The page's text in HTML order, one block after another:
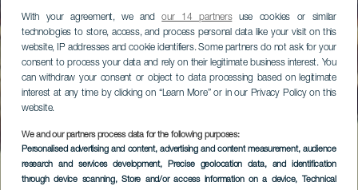
With your agreement, we andour 14 partnersuse cookies or similar
technologies to store, access, and process personal data like your visit on this
website, IP addresses and cookie identifiers. Some partners do not ask for your
consent to process your data and rely on their legitimate business interest. You
can withdraw your consent or object to data processing based on legitimate
interest at any time by clicking on “Learn More” or in our Privacy Policy on this
website.
We and our partners process data for the following purposes:
Personalised advertising and content, advertising and content measurement, audience
research and services development, Precise geolocation data, and identification
through device scanning, Store and/or access information on a device, Technical